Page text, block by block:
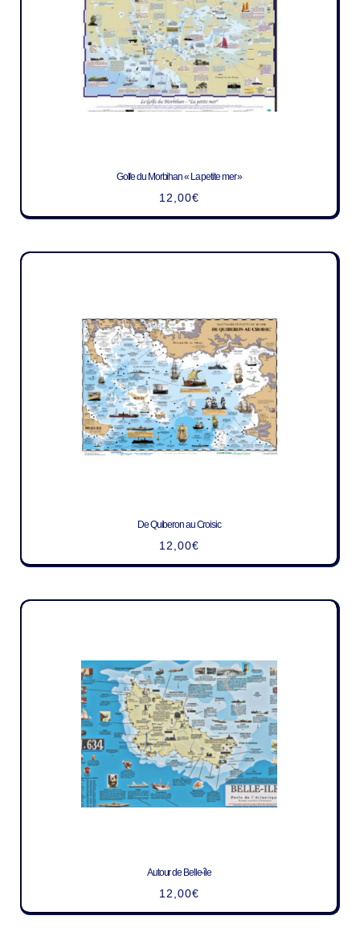
Golfe du Morbihan « La petite mer »
12,00€
De Quiberon au Croisic
12,00€
Autour de Belle-île
12,00€